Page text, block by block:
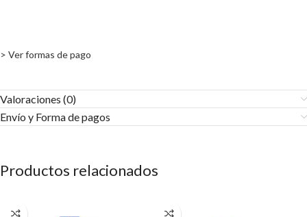
> Ver formas de pago
Valoraciones (0)
Envío y Forma de pagos​
Productos relacionados